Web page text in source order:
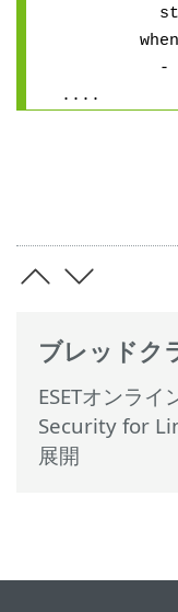
ブレッドク
ESETオンライ
Security for
展開
state:
-
....